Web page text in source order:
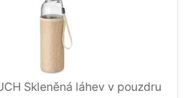
Skleněná láhev v pouzdru